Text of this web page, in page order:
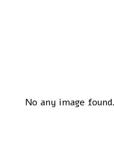
No any image